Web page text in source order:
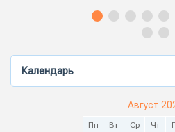
Календарь
Август
Пн Вт Ср Чт